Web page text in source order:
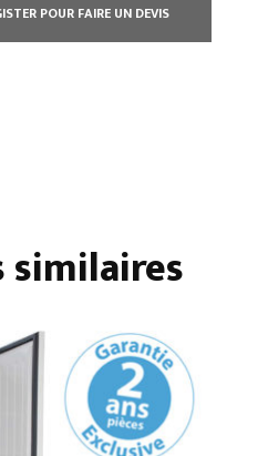
POUR FAIRE UN DEVIS